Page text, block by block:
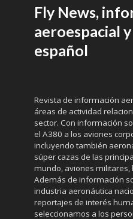
Fly News,
aeroespacial
español
Revista de información
áreas de actividad
sector. Con información
el A380 a los aviones
incluyendo también
súper cazas de las
mundo, aviones militares,
Además de información
industria aeronáutica
reportajes de interés
seleccionamos a los